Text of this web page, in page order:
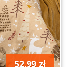
52.99 zł